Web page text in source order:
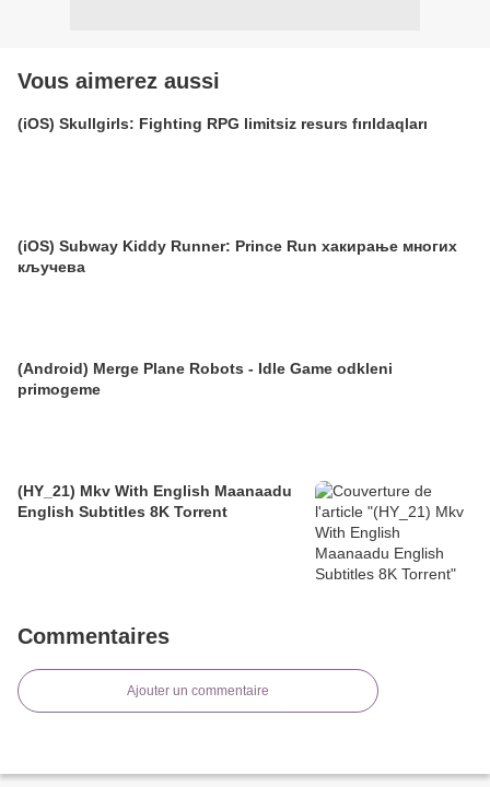
Vous aimerez aussi
(iOS) Skullgirls: Fighting RPG limitsiz resurs fırıldaqları
(iOS) Subway Kiddy Runner: Prince Run хакирање многих
кључева
(Android) Merge Plane Robots - Idle Game odkleni
primogeme
(HY_21) Mkv With English Maanaadu
English Subtitles 8K Torrent
Commentaires
Ajouter un commentaire